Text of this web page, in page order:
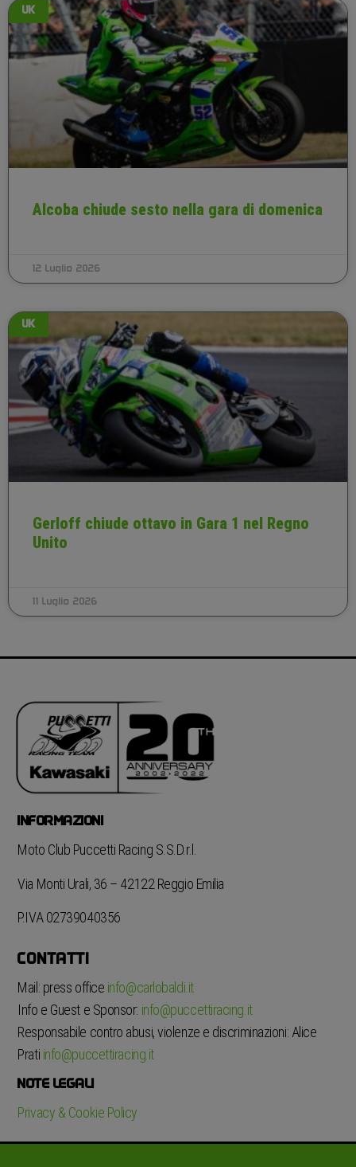
UK
Alcoba chiude sesto nella gara di domenica
12 Luglio 2026
UK
Gerloff chiude ottavo in Gara 1 nel Regno
Unito
11 Luglio 2026
INFORMAZIONI
Moto Club Puccetti Racing S.S.D.r.l.
Via Monti Urali, 36 – 42122 Reggio Emilia
P.IVA 02739040356
CONTATTI
Mail: press office info@carlobaldi.it
Info e Guest e Sponsor: info@puccettiracing.it
Responsabile contro abusi, violenze e discriminazioni: Alice
Prati info@puccettiracing.it
NOTE LEGALI
Privacy & Cookie Policy